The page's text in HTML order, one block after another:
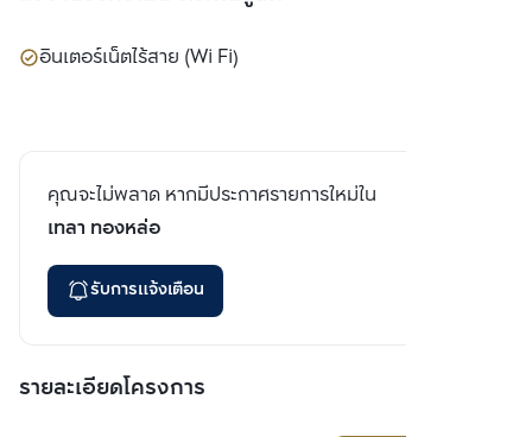
อินเตอร์เน็ตไร้สาย (Wi Fi)
คุณจะไม่พลาด หากมีประกาศรายการใหม่ใน
เทลา ทองหล่อ
รับการแจ้งเตือน
รายละเอียดโครงการ